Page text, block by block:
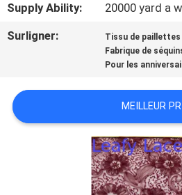
DEMANDE
SOUMISSION
PLAN
Supply Ability:
20000 yard a
Surligner:
Tissu de
Fabrique de
Pour les
MEILLEUR